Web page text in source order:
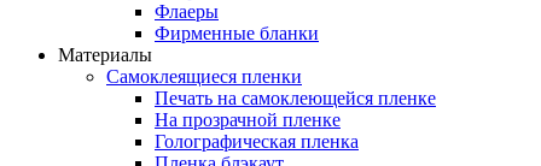
Флаеры
Фирменные бланки
Материалы
Самоклеящиеся пленки
Печать на самоклеющейся пленке
На прозрачной пленке
Голографическая пленка